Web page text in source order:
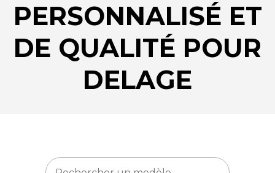
PERSONNALISÉ ET
DE QUALITÉ POUR
DELAGE